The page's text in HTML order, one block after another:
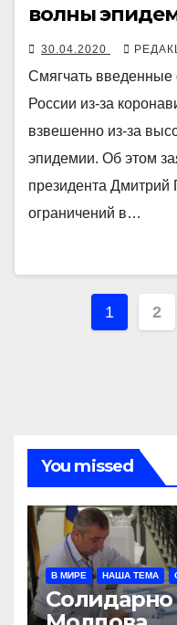
волны
30.04.2020
Смягчать введенные
России из-за
взвешенно из-за
эпидемии. Об этом
президента Дмитрий
ограничений в…
1 2
You missed
В МИРЕ НАША ТЕМА
Солидарно